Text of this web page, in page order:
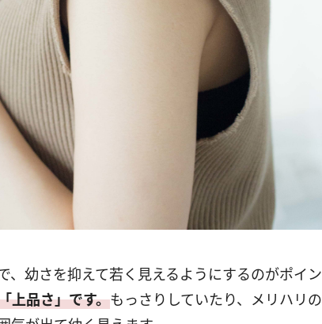
、幼さを抑えて若く見えるようにするのがポイン
上品さ」です。もっさりしていたり、メリハリの